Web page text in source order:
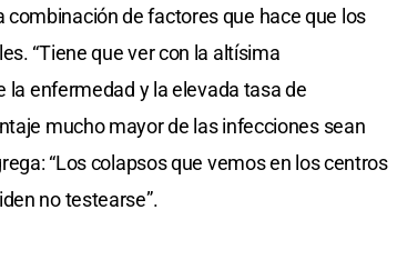
de factores que hace que los
“Tiene que ver con la altísima
la enfermedad y la elevada tasa de
mucho mayor de las infecciones sean
“Los colapsos que vemos en los centros
no testearse”.